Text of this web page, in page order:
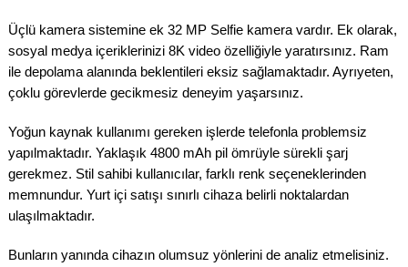
Üçlü kamera sistemine ek 32 MP Selfie kamera vardır. Ek olarak,
sosyal medya içeriklerinizi 8K video özelliğiyle yaratırsınız. Ram
ile depolama alanında beklentileri eksiz sağlamaktadır. Ayrıyeten,
çoklu görevlerde gecikmesiz deneyim yaşarsınız.
Yoğun kaynak kullanımı gereken işlerde telefonla problemsiz
yapılmaktadır. Yaklaşık 4800 mAh pil ömrüyle sürekli şarj
gerekmez. Stil sahibi kullanıcılar, farklı renk seçeneklerinden
memnundur. Yurt içi satışı sınırlı cihaza belirli noktalardan
ulaşılmaktadır.
Bunların yanında cihazın olumsuz yönlerini de analiz etmelisiniz.